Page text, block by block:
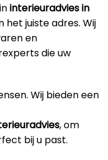
interieuradvies in
het juiste adres. Wij
en
die uw
Wij bieden een
, om
bij u past.